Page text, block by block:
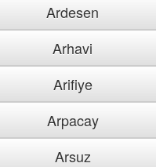
Ardesen
Arhavi
Arifiye
Arpacay
Arsuz